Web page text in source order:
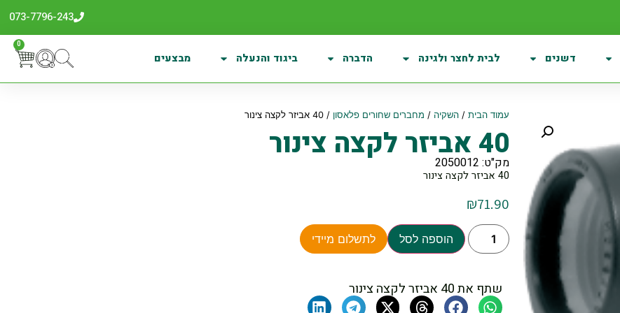
073-7796-243
דשנים לבית לחצר ולגינה הדברה ביגוד והנעלה מבצעים
0
עמוד הבית /השקיה / מחברים שחורים פלאסון / 40 אביזר לקצה צינור
40 אביזר לקצה צינור
מק"ט: 2050012
40 אביזר לקצה צינור
₪71.90
הוספה לסל לתשלום מיידי
שתף את 40 אביזר לקצה צינור